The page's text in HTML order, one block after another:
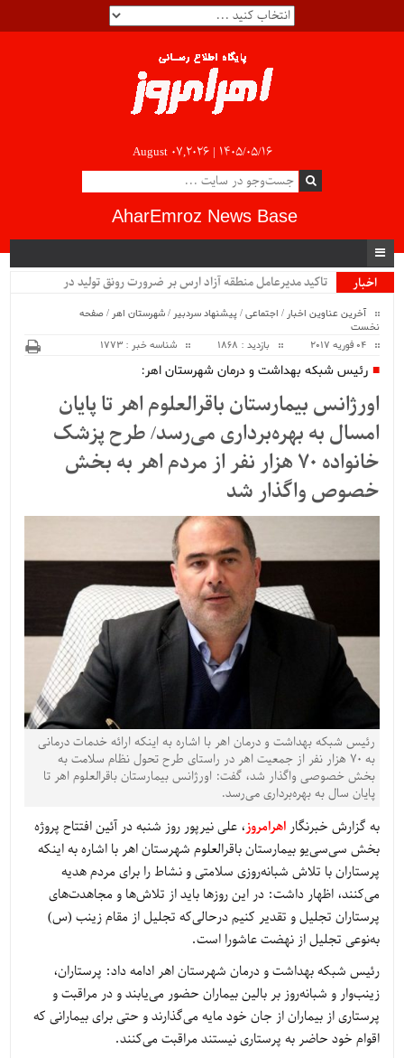
August 07,2026 | ۱۴۰۵/۰۵/۱۶
AharEmroz News Base
اخبار
تاکید مدیرعامل منطقه آزاد ارس بر ضرورت رونق تولید در
آخرین عناوین اخبار / اجتماعی/پیشنهاد سردبیر /شهرستان اهر /صفحه
نخست
04 فوریه 2017
بازدید : 1868 شناسه خبر : 1773
رئیس شبکه بهداشت و درمان شهرستان اهر:
اورژانس بیمارستان باقرالعلوم اهر تا پایان
امسال به بهره‌برداری می‌رسد/ طرح پزشک
خانواده 70 هزار نفر از مردم اهر به بخش
خصوص واگذار شد
رئیس شبکه بهداشت و درمان اهر با اشاره به اینکه ارائه خدمات درمانی
به ۷۰ هزار نفر از جمعیت اهر در راستای طرح تحول نظام سلامت به
بخش خصوصی واگذار شد، گفت: اورژانس بیمارستان باقرالعلوم اهر تا
پایان سال به بهره‌برداری می‌رسد.
به گزارش خبرنگاراهرامروز، علی نیرپور روز شنبه در آئین افتتاح پروژه
بخش سی‌سی‌یو بیمارستان باقرالعلوم شهرستان اهر با اشاره به اینکه
پرستاران با تلاش شبانه‌روزی سلامتی و نشاط را برای مردم هدیه
می‌کنند، اظهار داشت: در این روزها باید از تلاش‌ها و مجاهدت‌های
پرستاران تجلیل و تقدیر کنیم درحالی‌که تجلیل از مقام زینب (س)
به‌نوعی تجلیل از نهضت عاشورا است.
رئیس شبکه بهداشت و درمان شهرستان اهر ادامه داد: پرستاران،
زینب‌وار و شبانه‌روز بر بالین بیماران حضور می‌یابند و در مراقبت و
پرستاری از بیماران از جان خود مایه می‌گذارند و حتی برای بیمارانی که
اقوام خود حاضر به پرستاری نیستند مراقبت می‌کنند.